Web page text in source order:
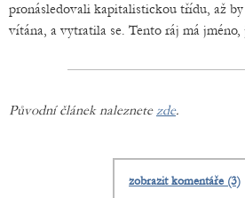
pronásledovali kapitalistickou třídu, až
vítána, a vytratila se. Tento ráj má
Původní článek naleznetezde.
zobrazit komentáře (3)